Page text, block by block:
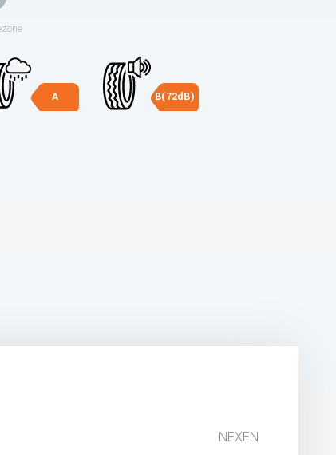
A B(72dB)
NEXEN